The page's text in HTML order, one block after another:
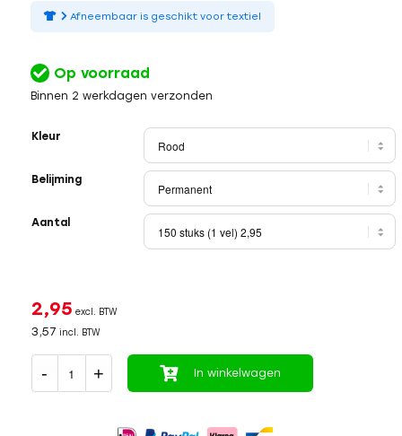
Afneembaar is geschikt voor textiel
Op voorraad
Binnen 2 werkdagen verzonden
Kleur
Belijming
Aantal
2,95 excl. BTW
3,57 incl. BTW
In winkelwagen